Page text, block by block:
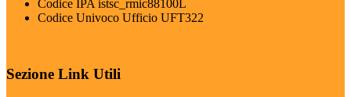
Codice IPA istsc_rmic88100L
Codice Univoco Ufficio UFT322
Sezione Link Utili